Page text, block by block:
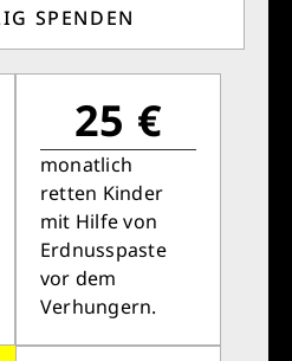
SPENDEN
25 €
monatlich
retten Kinder
mit Hilfe von
Erdnusspaste
vor dem
Verhungern.